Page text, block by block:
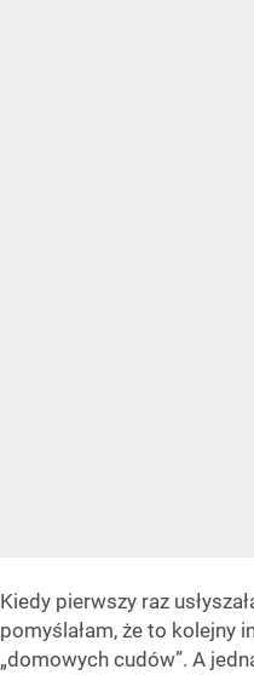
Kiedy pierwszy raz
pomyślałam, że to kolejny
„domowych cudów”. A